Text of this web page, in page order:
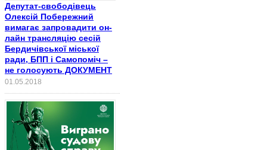
Депутат-свободівець
Олексій Побережний
вимагає запровадити он-
лайн трансляцію сесій
Бердичівської міської
ради, БПП і Самопоміч –
не голосують ДОКУМЕНТ
01.05.2018